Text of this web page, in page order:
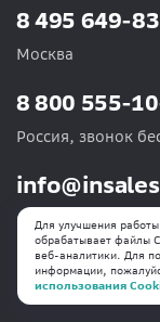
8 495 649-
Москва
Отдел по работе с
8 800 555-
Россия, звонок
Для улучшения
обрабатывает файлы
веб-аналитики. Для
информации,
использования